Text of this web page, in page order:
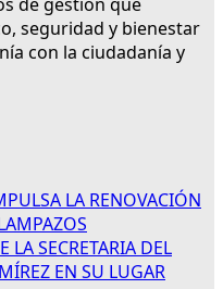
seguridad y bienestar
con la ciudadanía y
LA RENOVACIÓN
LA SECRETARIA DEL
EN SU LUGAR